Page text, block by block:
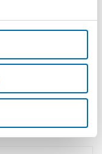
ータルソリューショ
様な技術により、電
び電気的な機能パラ